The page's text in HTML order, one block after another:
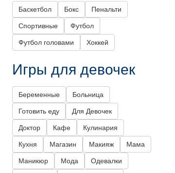
Баскетбол Бокс Пенальти
Спортивные Футбол
Футбол головами Хоккей
Игры для девочек
Беременные Больница
Готовить еду Для Девочек
Доктор Кафе Кулинария
Кухня Магазин Макияж Мама
Маникюр Мода Одевалки